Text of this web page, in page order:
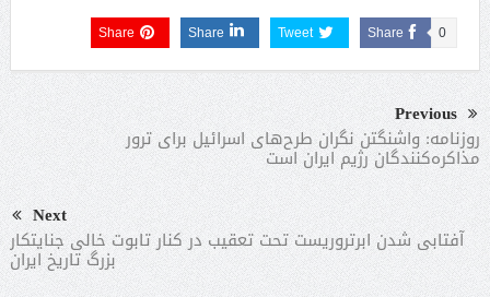
Share 0
Tweet
Share
Share
Previous
روزنامه: واشنگتن نگران طرح‌های اسرائیل برای ترور
مذاکره‌کنندگان رژیم ایران است
Next
آفتابی شدن ابرتروریست تحت تعقیب در کنار تابوت خالی جنایتکار
بزرگ تاریخ ایران